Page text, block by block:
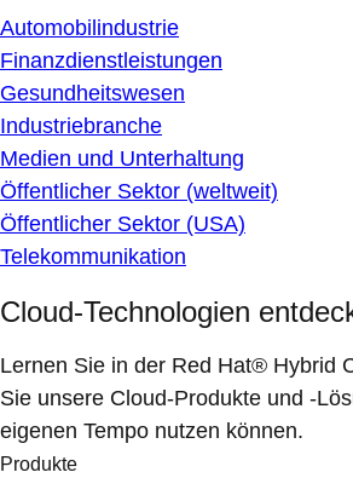
Automobilindustrie
Finanzdienstleistungen
Gesundheitswesen
Industriebranche
Medien und Unterhaltung
Öffentlicher Sektor (weltweit)
Öffentlicher Sektor (USA)
Telekommunikation
Cloud-Technologien
Lernen Sie in der Red Hat® Hybrid
Sie unsere Cloud-Produkte und -
eigenen Tempo nutzen können.
Produkte